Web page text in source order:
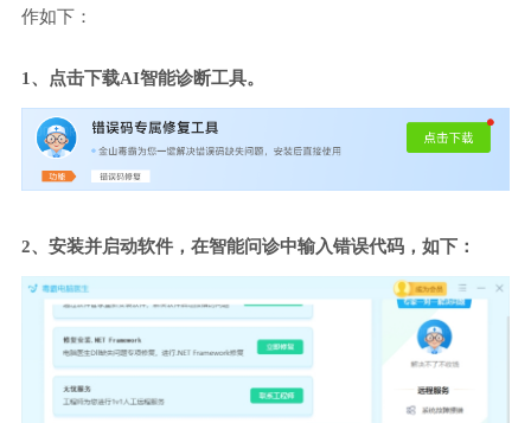
作如下：
1、点击下载AI智能诊断工具。
2、安装并启动软件，在智能问诊中输入错误代码，如下：